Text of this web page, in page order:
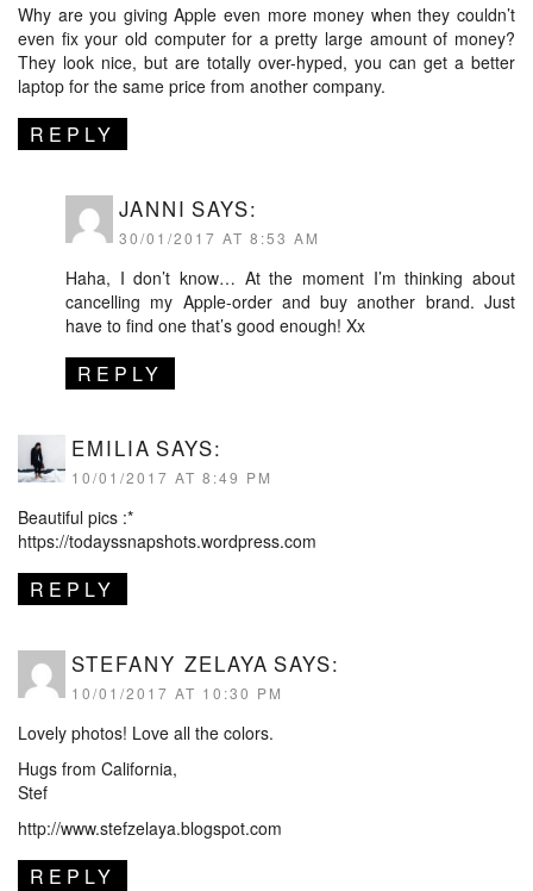
Why are you giving Apple even more money when they couldn’t
even fix your old computer for a pretty large amount of money?
They look nice, but are totally over-hyped, you can get a better
laptop for the same price from another company.
REPLY
JANNI SAYS:
30/01/2017 AT 8:53 AM
Haha, I don’t know… At the moment I’m thinking about
cancelling my Apple-order and buy another brand. Just
have to find one that’s good enough! Xx
REPLY
EMILIA SAYS:
10/01/2017 AT 8:49 PM
Beautiful pics :*
https://todayssnapshots.wordpress.com
REPLY
STEFANY ZELAYA SAYS:
10/01/2017 AT 10:30 PM
Lovely photos! Love all the colors.
Hugs from California,
Stef
http://www.stefzelaya.blogspot.com
REPLY